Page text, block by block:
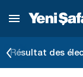
Résultat des